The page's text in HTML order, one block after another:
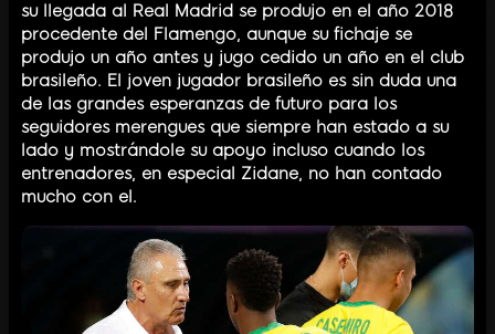
su llegada al Real Madrid se produjo en el año 2018
procedente del Flamengo, aunque su fichaje se
produjo un año antes y jugo cedido un año en el club
brasileño. El joven jugador brasileño es sin duda una
de las grandes esperanzas de futuro para los
seguidores merengues que siempre han estado a su
lado y mostrándole su apoyo incluso cuando los
entrenadores, en especial Zidane, no han contado
mucho con el.